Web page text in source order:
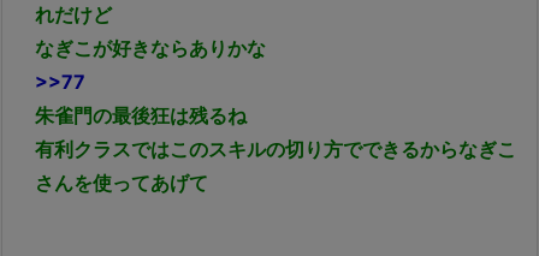
れだけど
なぎこが好きならありかな
>>77
朱雀門の最後狂は残るね
有利クラスではこのスキルの切り方でできるからなぎこ
さんを使ってあげて